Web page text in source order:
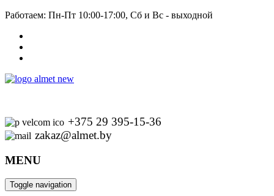
Работаем: Пн-Пт 10:00-17:00, Сб и Вс - выходной
+375 29 395-15-36
zakaz@almet.by
MENU
Toggle navigation